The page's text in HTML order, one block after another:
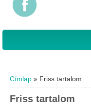
Címlap » Friss tartalom
Friss tartalom